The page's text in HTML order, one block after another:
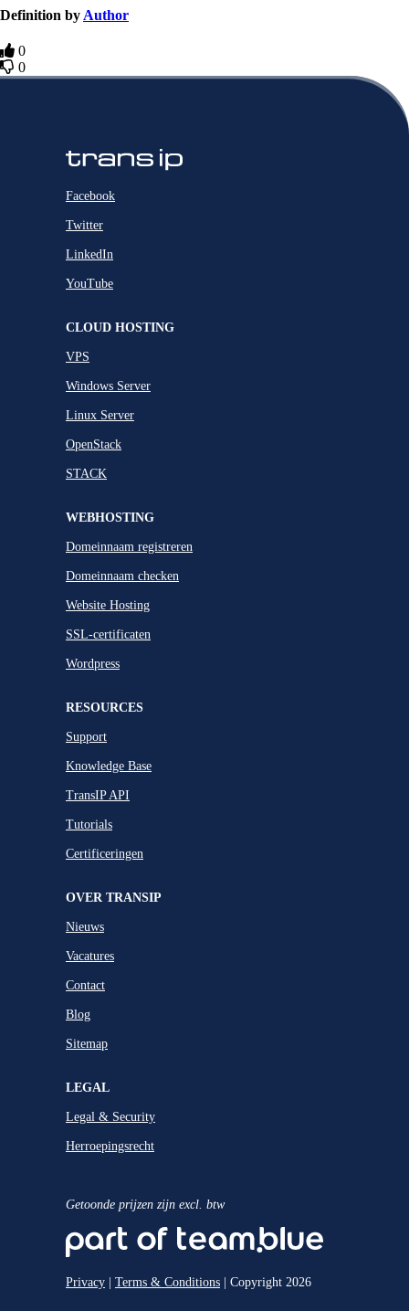
Definition by Author
0
0
Facebook
Twitter
LinkedIn
YouTube
CLOUD HOSTING
VPS
Windows Server
Linux Server
OpenStack
STACK
WEBHOSTING
Domeinnaam registreren
Domeinnaam checken
Website Hosting
SSL-certificaten
Wordpress
RESOURCES
Support
Knowledge Base
TransIP API
Tutorials
Certificeringen
OVER TRANSIP
Nieuws
Vacatures
Contact
Blog
Sitemap
LEGAL
Legal & Security
Herroepingsrecht
Getoonde prijzen zijn excl. btw
Privacy | Terms & Conditions | Copyright 2026